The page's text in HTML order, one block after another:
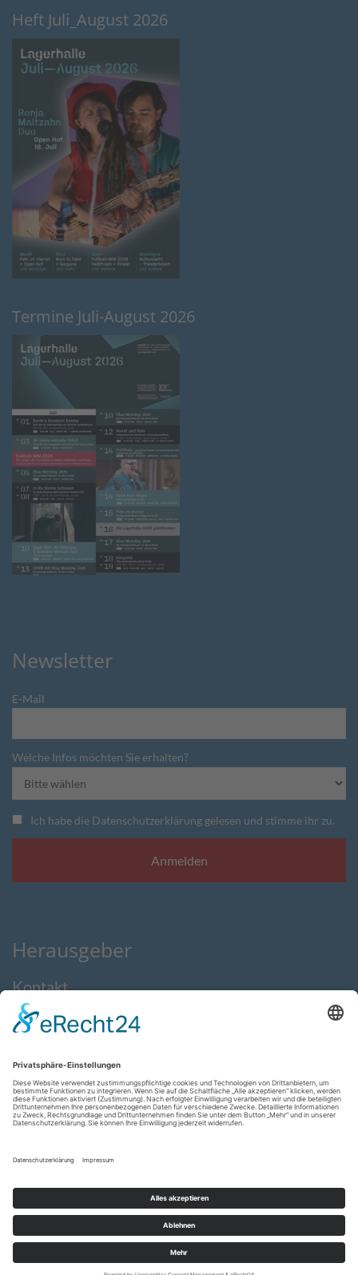
Heft Juli_August 2026
Termine Juli-August 2026
Newsletter
E-Mail
Welche Infos möchten Sie erhalten?
Ich habe die Datenschutzerklärung gelesen und stimme ihr zu.
Herausgeber
Kontakt
Impressum
AGB
Feedback
made bywww.mumbomedia.de